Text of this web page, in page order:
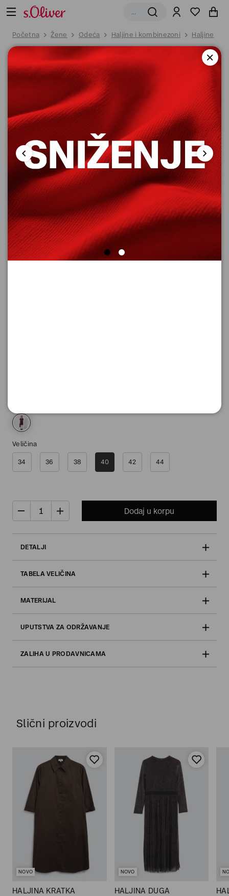
Početna Žene Odeća Haljine i kombinezoni Haljine
Veličina
34 36 38 40 42 44
Dodaj u korpu
DETALJI
TABELA VELIČINA
MATERIJAL
UPUTSTVA ZA ODRŽAVANJE
ZALIHA U PRODAVNICAMA
Slični proizvodi
NOVO
HALJINA KRATKA
NOVO
HALJINA DUGA